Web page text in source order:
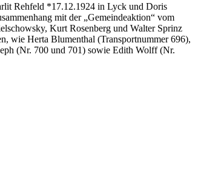
Rehfeld *17.12.1924 in Lyck und Doris
mit der „Gemeindeaktion“ vom
Kurt Rosenberg und Walter Sprinz
wie Herta Blumenthal (Transportnummer 696),
(Nr. 700 und 701) sowie Edith Wolff (Nr.